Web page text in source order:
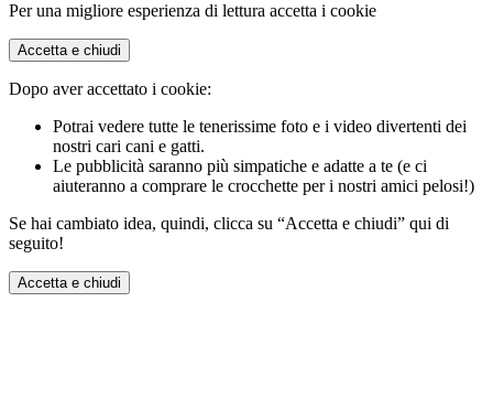
Per una migliore esperienza di lettura accetta i cookie
Accetta e chiudi
Dopo aver accettato i cookie:
Potrai vedere tutte le tenerissime foto e i video divertenti dei
nostri cari cani e gatti.
Le pubblicità saranno più simpatiche e adatte a te (e ci
aiuteranno a comprare le crocchette per i nostri amici pelosi!)
Se hai cambiato idea, quindi, clicca su “Accetta e chiudi” qui di
seguito!
Accetta e chiudi